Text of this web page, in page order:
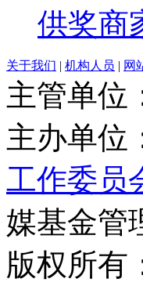
供奖商
关于我们 | 机构人员 | 网
主管单位
主办单位
工作委员
媒基金管
版权所有